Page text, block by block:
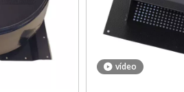
vídeo